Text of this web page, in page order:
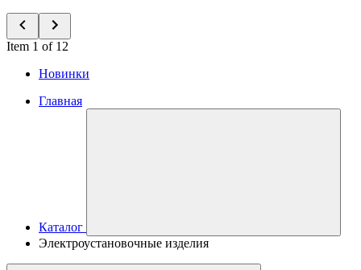
Item 1 of 12
Новинки
Главная
Каталог
Электроустановочные изделия